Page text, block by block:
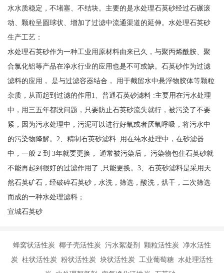
水水质稳定，不堵塞、不结块。主要的是水处理石英砂经过石碾滚
动、颗粒呈圆球状、增加了过滤中流通渠道的延伸。水处理石英砂
生产工艺：
水处理石英砂作为一种工业用原材料由来已久，与聚丙烯酰胺、聚
合氯化铝等产品在净水行业的应用也是不可或缺。石英砂作为过滤
滤料的应用， 是与过滤容器结合， 用于截留水中悬浮物胶体等颗粒
杂质，从而起到过滤的作用1、普通石英砂滤料 :主要用在污水处理
中，用三五年都没问题，只要防止石英砂流失就行，被污染了不要
紧，因为污水处理中，污泥可以进行好氧或者厌氧呼吸，将污水中
的污染物降解。2、精制石英砂滤料 :用在纯水处理中，在砂滤器
中，一般 2 到 3年就要更换， 通常被污染后， 污染物包住石英砂就
不能再起到很好的过滤作用了 ,只能更换。3、石英砂滤料是采用天
然石英矿石，经破碎石英砂，水洗，筛选，酸洗，烘干，二次筛选
而成的一种水处理滤料；
宣城石英砂
蜂窝状活性炭 椰子壳活性炭 污水絮凝剂 颗粒活性炭 净水活性
炭 柱状活性炭 粉状活性炭 块状活性炭 工业葡萄糖 水处理活性